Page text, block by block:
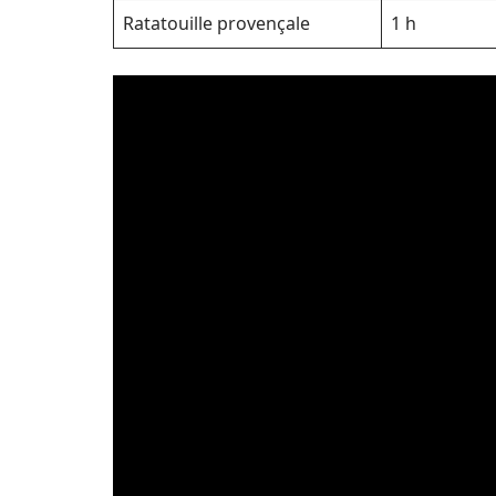
Ratatouille provençale
1 h